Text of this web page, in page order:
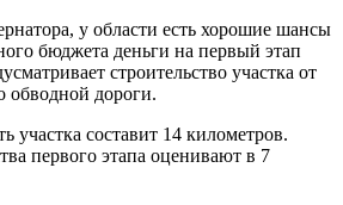
у области есть хорошие шансы
бюджета деньги на первый этап
строительство участка от
обводной дороги.
участка составит 14 километров.
первого этапа оценивают в 7